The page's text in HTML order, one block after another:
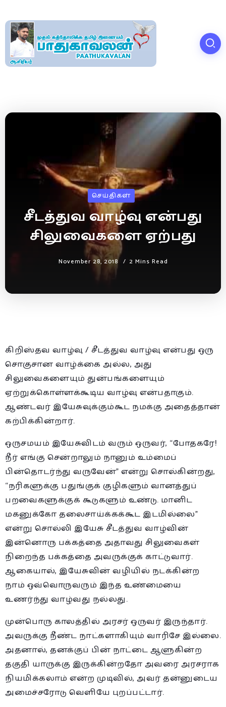
செய்திகள்
சீடத்துவ வாழ்வு என்பது
சிலுவைகளை ஏற்பது
November 28, 2018 2 Mins Read
கிறிஸ்தவ வாழ்வு / சீடத்துவ வாழ்வு என்பது ஒரு
சொகுசான வாழ்க்கை அல்ல, அது
சிலுவைகளையும் துன்பங்களையும்
ஏற்றுக்கொள்ளக்கூடிய வாழ்வு என்பதாகும்.
ஆண்டவர் இயேசுவுக்கும்கூட நமக்கு அதைத்தான்
கற்பிக்கின்றார்.
ஒருசமயம் இயேசுவிடம் வரும் ஒருவர், “போதகரே!
நீர் எங்கு சென்றாலும் நானும் உம்மைப்
பின்தொடர்ந்து வருவேன்” என்று சொல்கின்றது,
“நரிகளுக்கு பதுங்குக் குழிகளும் வானத்துப்
பறவைகளுக்குக் கூடுகளும் உண்டு. மானிட
மகனுக்கோ தலைசாய்க்கக்கூட இடமில்லை”
என்று சொல்லி இயேசு சீடத்துவ வாழ்வின்
இன்னொரு பக்கத்தை அதாவது சிலுவைகள்
நிறைந்த பக்கத்தை அவருக்குக் காட்டுவார்.
ஆகையால், இயேசுவின் வழியில் நடக்கின்ற
நாம் ஒவ்வொருவரும் இந்த உண்மையை
உணர்ந்து வாழ்வது நல்லது.
முன்பொரு காலத்தில் அரசர் ஒருவர் இருந்தார்.
அவருக்கு நீண்ட நாட்களாகியும் வாரிசே இல்லை.
அதனால், தனக்குப் பின் நாட்டை ஆளுகின்ற
தகுதி யாருக்கு இருக்கின்றதோ அவரை அரசராக
நியமிக்கலாம் என்ற முடிவில், அவர் தன்னுடைய
அமைச்சரோடு வெளியே புறப்பட்டார்.